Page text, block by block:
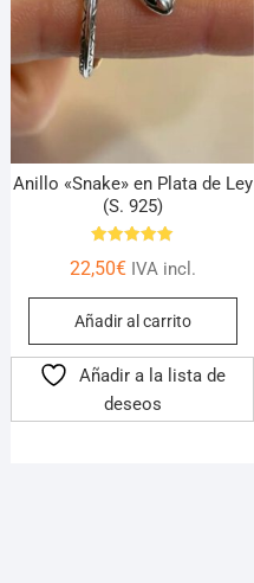
Anillo «Snake» en Plata de Ley
(S. 925)
con
de 5
22,50€ IVA incl.
Añadir al carrito
Añadir a la lista de
deseos